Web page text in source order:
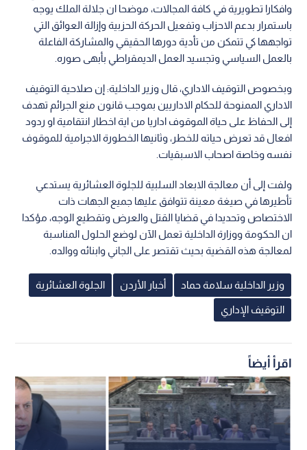
وافكارا تطويرية في كافة المجالات، موضحا ان جلالة الملك يوجه
باستمرار بدعم الاحزاب وتفعيل الحركة الحزبية وإزالة العوائق التي
تواجهها كي تتمكن من تأدية دورها الحقيقي والمشاركة الفاعلة
بالعمل السياسي وتجسيد العمل الديمقراطي بأبهى صوره.
وبخصوص التوقيف الاداري، قال وزير الداخلية: إن صلاحية التوقيف
الاداري الممنوحة للحكام الاداريين بموجب قانون منع الجرائم تهدف
إلى الحفاظ على حياة الموقوف اداريا من اية اخطار انتقامية او ردود
افعال قد تعرض حياته للخطر، وثانيها الخطورة الاجرامية للموقوف
نفسه وخاصة اصحاب الاسبقيات.
ولفت إلى أن معالجة الابعاد السلبية للجلوة العشائرية يستدعي
تأطيرها في صيغة معينة تتوافق عليها جميع الجهات ذات
الاختصاص وتحديدا في قضايا القتل والعرض وتقطيع الوجه، مؤكدا
ان الحكومة ووزارة الداخلية تعمل الآن لوضع الحلول المناسبة
لمعالجة هذه القضية بحيث تقتصر على الجاني وابنائه ووالده.
وزير الداخلية سلامة حماد أخبار الأردن الجلوة العشائرية
التوقيف الإداري
اقرأ أيضاً